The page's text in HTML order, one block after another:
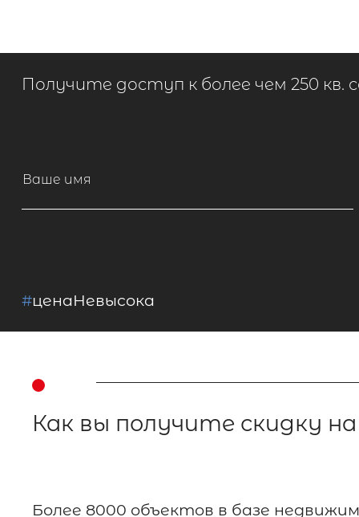
Получите доступ к более чем 250 кв.
Ваше имя
#ценаНевысока
Как вы получите скидку
Более 8000 объектов в базе